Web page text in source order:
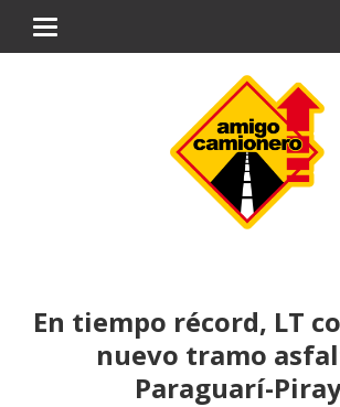
En tiempo récord, LT
nuevo tramo
Paraguarí-